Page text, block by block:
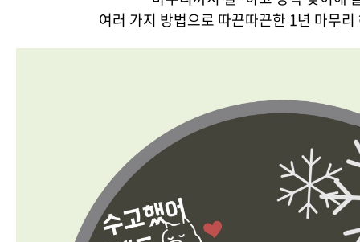
여러 가지 방법으로 따끈따끈한 1년 마무